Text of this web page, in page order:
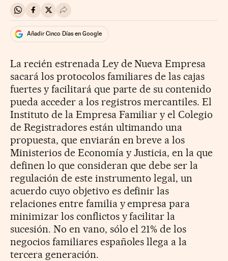
Compartir en Whatsapp
Compartir en Facebook
Compartir en Twitter
Desplegar Redes Sociales
Añadir Cinco Días en Google
La recién estrenada Ley de Nueva Empresa
sacará los protocolos familiares de las cajas
fuertes y facilitará que parte de su contenido
pueda acceder a los registros mercantiles. El
Instituto de la Empresa Familiar y el Colegio
de Registradores están ultimando una
propuesta, que enviarán en breve a los
Ministerios de Economía y Justicia, en la que
definen lo que consideran que debe ser la
regulación de este instrumento legal, un
acuerdo cuyo objetivo es definir las
relaciones entre familia y empresa para
minimizar los conflictos y facilitar la
sucesión. No en vano, sólo el 21% de los
negocios familiares españoles llega a la
tercera generación.